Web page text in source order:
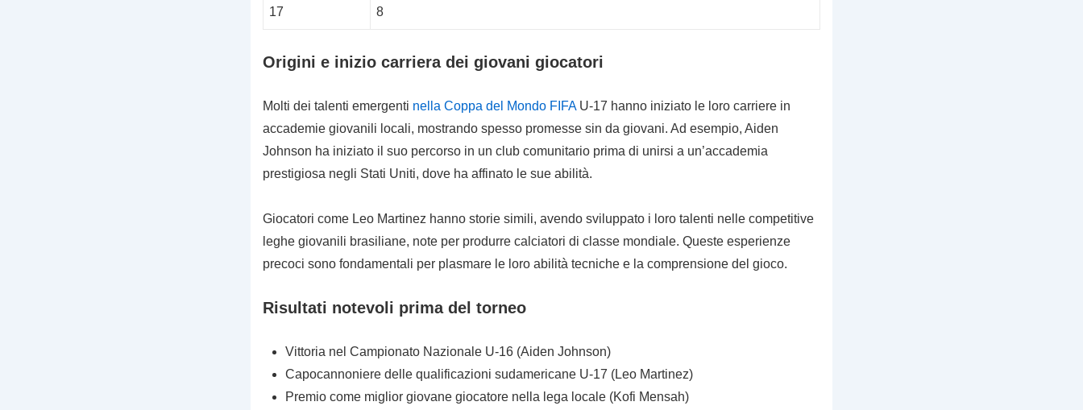
17 8
Origini e inizio carriera dei giovani giocatori
Molti dei talenti emergenti nella Coppa del Mondo FIFAU-17 hanno iniziato le loro carriere in
accademie giovanili locali, mostrando spesso promesse sin da giovani. Ad esempio, Aiden
Johnson ha iniziato il suo percorso in un club comunitario prima di unirsi a un’accademia
prestigiosa negli Stati Uniti, dove ha affinato le sue abilità.
Giocatori come Leo Martinez hanno storie simili, avendo sviluppato i loro talenti nelle competitive
leghe giovanili brasiliane, note per produrre calciatori di classe mondiale. Queste esperienze
precoci sono fondamentali per plasmare le loro abilità tecniche e la comprensione del gioco.
Risultati notevoli prima del torneo
Vittoria nel Campionato Nazionale U-16 (Aiden Johnson)
Capocannoniere delle qualificazioni sudamericane U-17 (Leo Martinez)
Premio come miglior giovane giocatore nella lega locale (Kofi Mensah)